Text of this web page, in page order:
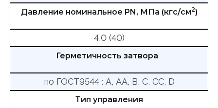
Давление номинальное PN, МПа (кгс/см2)
4,0 (40)
Герметичность затвора
по ГОСТ9544 : А, АА, В, С, СС, D
Тип управления